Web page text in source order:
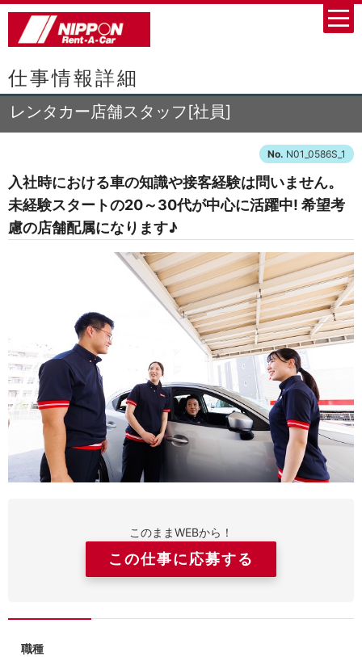
仕事情報詳細
レンタカー店舗スタッフ[社員]
N01_0586S_1
入社時における車の知識や接客経験は問いません。
未経験スタートの20～30代が中心に活躍中! 希望考
慮の店舗配属になります♪
このままWEBから！
この仕事に応募する
職種